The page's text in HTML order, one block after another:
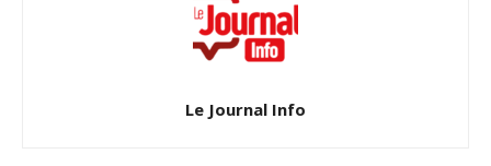
Le Journal Info